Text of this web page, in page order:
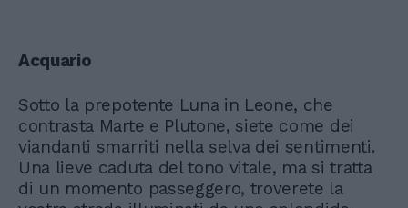
Acquario
Sotto la prepotente Luna in Leone, che
contrasta Marte e Plutone, siete come dei
viandanti smarriti nella selva dei sentimenti.
Una lieve caduta del tono vitale, ma si tratta
di un momento passeggero, troverete la